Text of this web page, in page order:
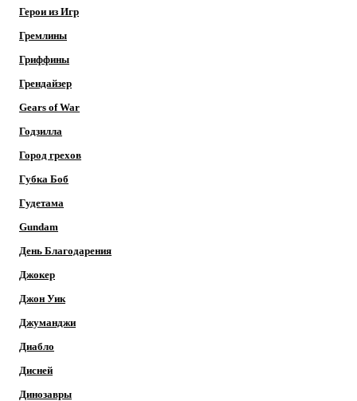
Герои из Игр
Гремлины
Гриффины
Грендайзер
Gears of War
Годзилла
Город грехов
Губка Боб
Гудетама
Gundam
День Благодарения
Джокер
Джон Уик
Джуманджи
Диабло
Дисней
Динозавры